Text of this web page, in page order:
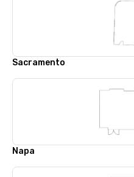
Sacramento
Napa